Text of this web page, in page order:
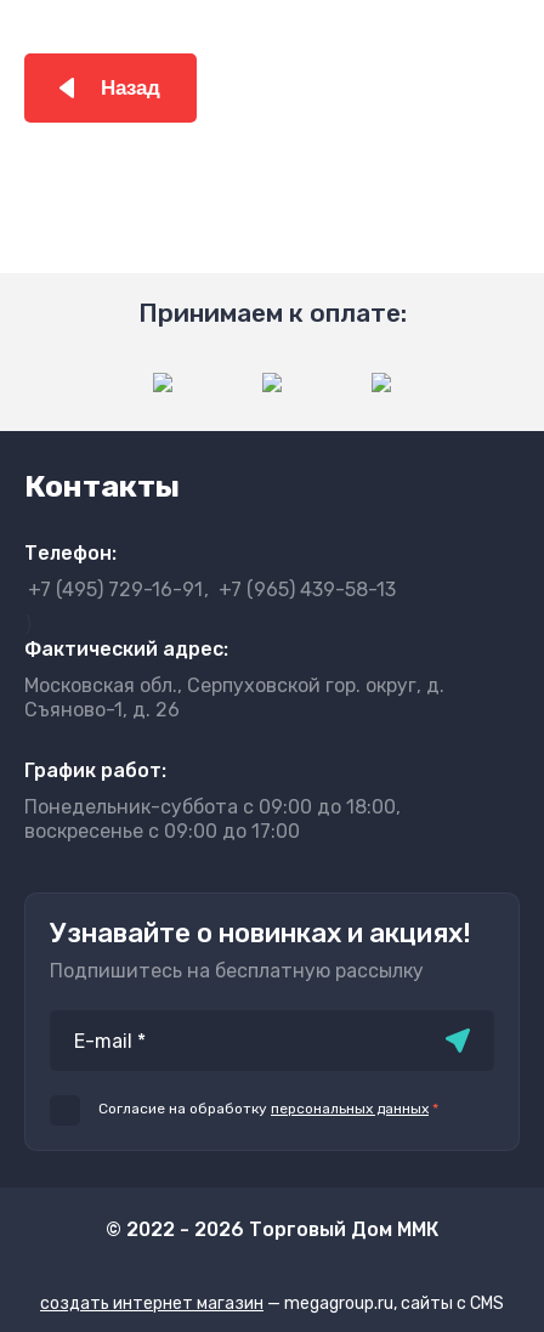
Назад
Принимаем к оплате:
Контакты
Телефон:
+7 (495) 729-16-91
+7 (965) 439-58-13
Фактический адрес:
Московская обл., Серпуховской гор. округ, д.
Съяново-1, д. 26
График работ:
Понедельник-суббота с 09:00 до 18:00,
воскресенье с 09:00 до 17:00
Узнавайте о новинках и акциях!
Подпишитесь на бесплатную рассылку
Согласие на обработку персональных данных *
© 2022 - 2026 Торговый Дом ММК
создать интернет магазин — megagroup.ru, сайты с CMS